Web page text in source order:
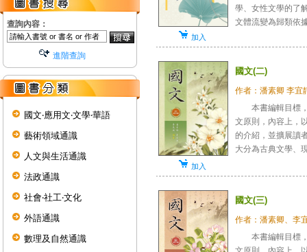
查詢內容：
進階查詢
國文‧應用文‧文學‧華語
藝術領域通識
人文與生活通識
法政通識
社會‧社工‧文化
外語通識
數理及自然通識
學、女性文學的
文體流變為歸類依
加入
國文(二)
作者：潘素卿 李宜
本書編輯目標，
文原則，內容上，
的介紹，並擴展
大分為古典文學、
加入
國文(三)
作者：潘素卿、李
本書編輯目標，